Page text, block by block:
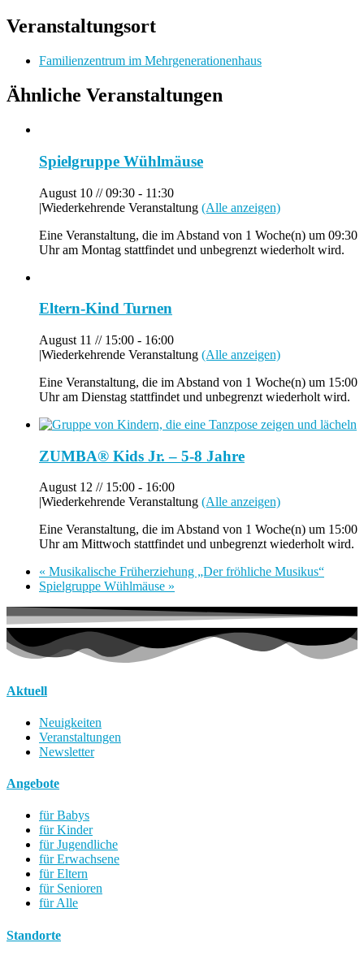
Veranstaltungsort
Familienzentrum im Mehrgenerationenhaus
Ähnliche Veranstaltungen
Spielgruppe Wühlmäuse
August 10 // 09:30 - 11:30
|Wiederkehrende Veranstaltung (Alle anzeigen)
Eine Veranstaltung, die im Abstand von 1 Woche(n) um 09:30
Uhr am Montag stattfindet und unbegrenzt wiederholt wird.
Eltern-Kind Turnen
August 11 // 15:00 - 16:00
|Wiederkehrende Veranstaltung (Alle anzeigen)
Eine Veranstaltung, die im Abstand von 1 Woche(n) um 15:00
Uhr am Dienstag stattfindet und unbegrenzt wiederholt wird.
ZUMBA® Kids Jr. – 5-8 Jahre
August 12 // 15:00 - 16:00
|Wiederkehrende Veranstaltung (Alle anzeigen)
Eine Veranstaltung, die im Abstand von 1 Woche(n) um 15:00
Uhr am Mittwoch stattfindet und unbegrenzt wiederholt wird.
« Musikalische Früherziehung „Der fröhliche Musikus“
Spielgruppe Wühlmäuse »
Aktuell
Neuigkeiten
Veranstaltungen
Newsletter
Angebote
für Babys
für Kinder
für Jugendliche
für Erwachsene
für Eltern
für Senioren
für Alle
Standorte